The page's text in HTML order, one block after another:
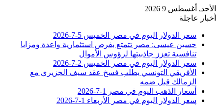
الأحد, أغسطس 9 2026
أخبار عاجلة
سعر الدولار اليوم في مصر الخميس 5-7-2026
حسين عيسى: مصر تتمتع بفرص استثمارية واعدة ومزايا
تنافسية تعزز جاذبيتها لرؤوس الأموال
سعر الدولار اليوم في مصر الخميس 2-7-2026
الأفريقي التونسي يطلب فسخ عقد سيف الجزيري مع
الزمالك قبل ضمه
أسعار الذهب اليوم في مصر 1-7-2026
سعر الدولار اليوم في مصر الأربعاء 1-7-2026